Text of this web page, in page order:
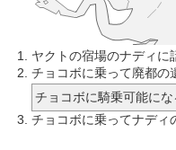
ヤクトの宿場のナディに
チョコボに乗って廃都の
チョコボに騎乗可能にな
チョコボに乗ってナディ